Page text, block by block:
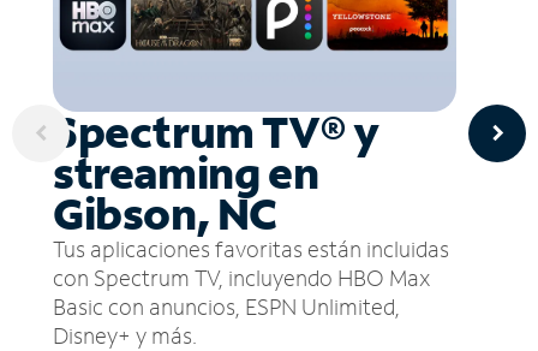
Spectrum TV® y
streaming en
Gibson, NC
Tus aplicaciones favoritas están incluidas
con Spectrum TV, incluyendo HBO Max
Basic con anuncios, ESPN Unlimited,
Disney+ y más.